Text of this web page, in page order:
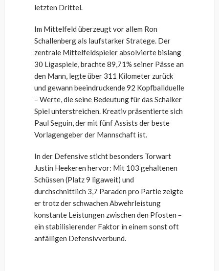
letzten Drittel.
Im Mittelfeld überzeugt vor allem Ron
Schallenberg als laufstarker Stratege. Der
zentrale Mittelfeldspieler absolvierte bislang
30 Ligaspiele, brachte 89,71% seiner Pässe an
den Mann, legte über 311 Kilometer zurück
und gewann beeindruckende 92 Kopfballduelle
– Werte, die seine Bedeutung für das Schalker
Spiel unterstreichen. Kreativ präsentierte sich
Paul Seguin, der mit fünf Assists der beste
Vorlagengeber der Mannschaft ist.
In der Defensive sticht besonders Torwart
Justin Heekeren hervor: Mit 103 gehaltenen
Schüssen (Platz 9 ligaweit) und
durchschnittlich 3,7 Paraden pro Partie zeigte
er trotz der schwachen Abwehrleistung
konstante Leistungen zwischen den Pfosten –
ein stabilisierender Faktor in einem sonst oft
anfälligen Defensivverbund.